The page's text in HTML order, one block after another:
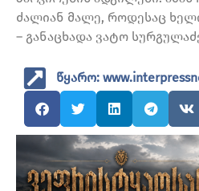
ძალიან მალე, როდესაც
– განაცხადა ვატო
წყარო: